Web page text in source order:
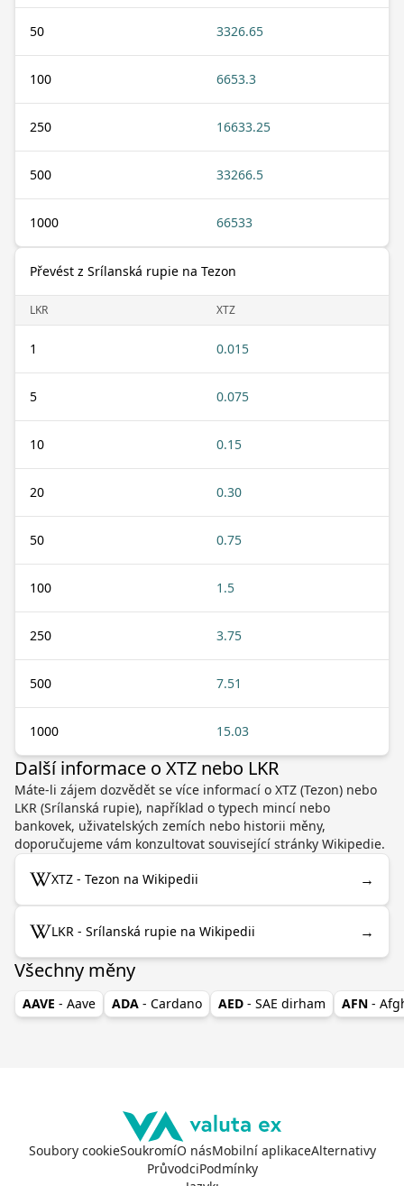
50 3326.65
100 6653.3
250 16633.25
500 33266.5
1000 66533
Převést z Srílanská rupie na Tezon
LKR XTZ
1 0.015
5 0.075
10 0.15
20 0.30
50 0.75
100 1.5
250 3.75
500 7.51
1000 15.03
Další informace o XTZ nebo LKR
Máte-li zájem dozvědět se více informací o XTZ (Tezon) nebo
LKR (Srílanská rupie), například o typech mincí nebo
bankovek, uživatelských zemích nebo historii měny,
doporučujeme vám konzultovat související stránky Wikipedie.
XTZ - Tezon na Wikipedii →
LKR - Srílanská rupie na Wikipedii →
Všechny měny
AAVE - Aave ADA - Cardano AED - SAE dirham AFN -
Soubory cookieSoukromíO násMobilní aplikaceAlternativy
PrůvodciPodmínky